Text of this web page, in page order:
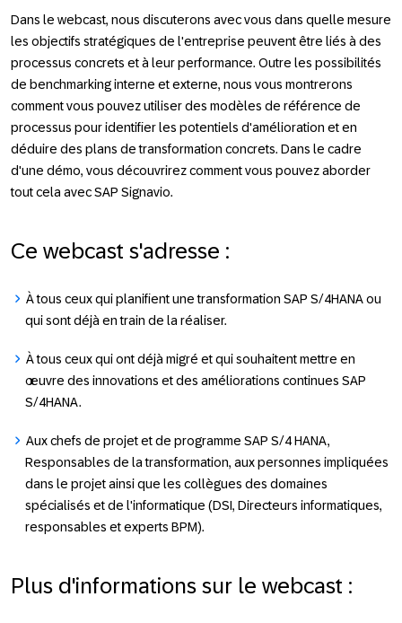
Dans le webcast, nous discuterons avec vous dans quelle mesure
les objectifs stratégiques de l'entreprise peuvent être liés à des
processus concrets et à leur performance. Outre les possibilités
de benchmarking interne et externe, nous vous montrerons
comment vous pouvez utiliser des modèles de référence de
processus pour identifier les potentiels d'amélioration et en
déduire des plans de transformation concrets. Dans le cadre
d'une démo, vous découvrirez comment vous pouvez aborder
tout cela avec SAP Signavio.
Ce webcast s'adresse :
À tous ceux qui planifient une transformation SAP S/4HANA ou
qui sont déjà en train de la réaliser.
À tous ceux qui ont déjà migré et qui souhaitent mettre en
œuvre des innovations et des améliorations continues SAP
S/4HANA.
Aux chefs de projet et de programme SAP S/4 HANA,
Responsables de la transformation, aux personnes impliquées
dans le projet ainsi que les collègues des domaines
spécialisés et de l'informatique (DSI, Directeurs informatiques,
responsables et experts BPM).
Plus d'informations sur le webcast :